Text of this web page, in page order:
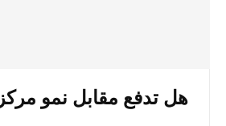
هل تدفع مقابل نمو مركز